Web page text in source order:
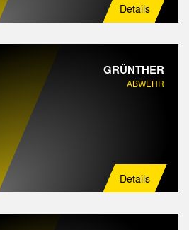
Details
GRÜNTHER
ABWEHR
Details